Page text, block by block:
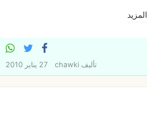
المزيد
تأليفchawki 27 يناير 2010